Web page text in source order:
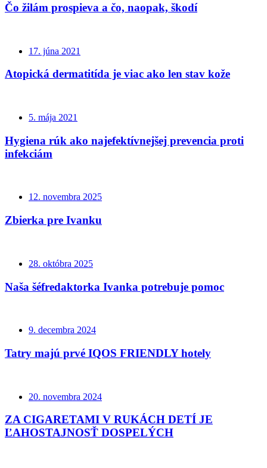
Čo žilám prospieva a čo, naopak, škodí
17. júna 2021
Atopická dermatitída je viac ako len stav kože
5. mája 2021
Hygiena rúk ako najefektívnejšej prevencia proti
infekciám
12. novembra 2025
Zbierka pre Ivanku
28. októbra 2025
Naša šéfredaktorka Ivanka potrebuje pomoc
9. decembra 2024
Tatry majú prvé IQOS FRIENDLY hotely
20. novembra 2024
ZA CIGARETAMI V RUKÁCH DETÍ JE
ĽAHOSTAJNOSŤ DOSPELÝCH